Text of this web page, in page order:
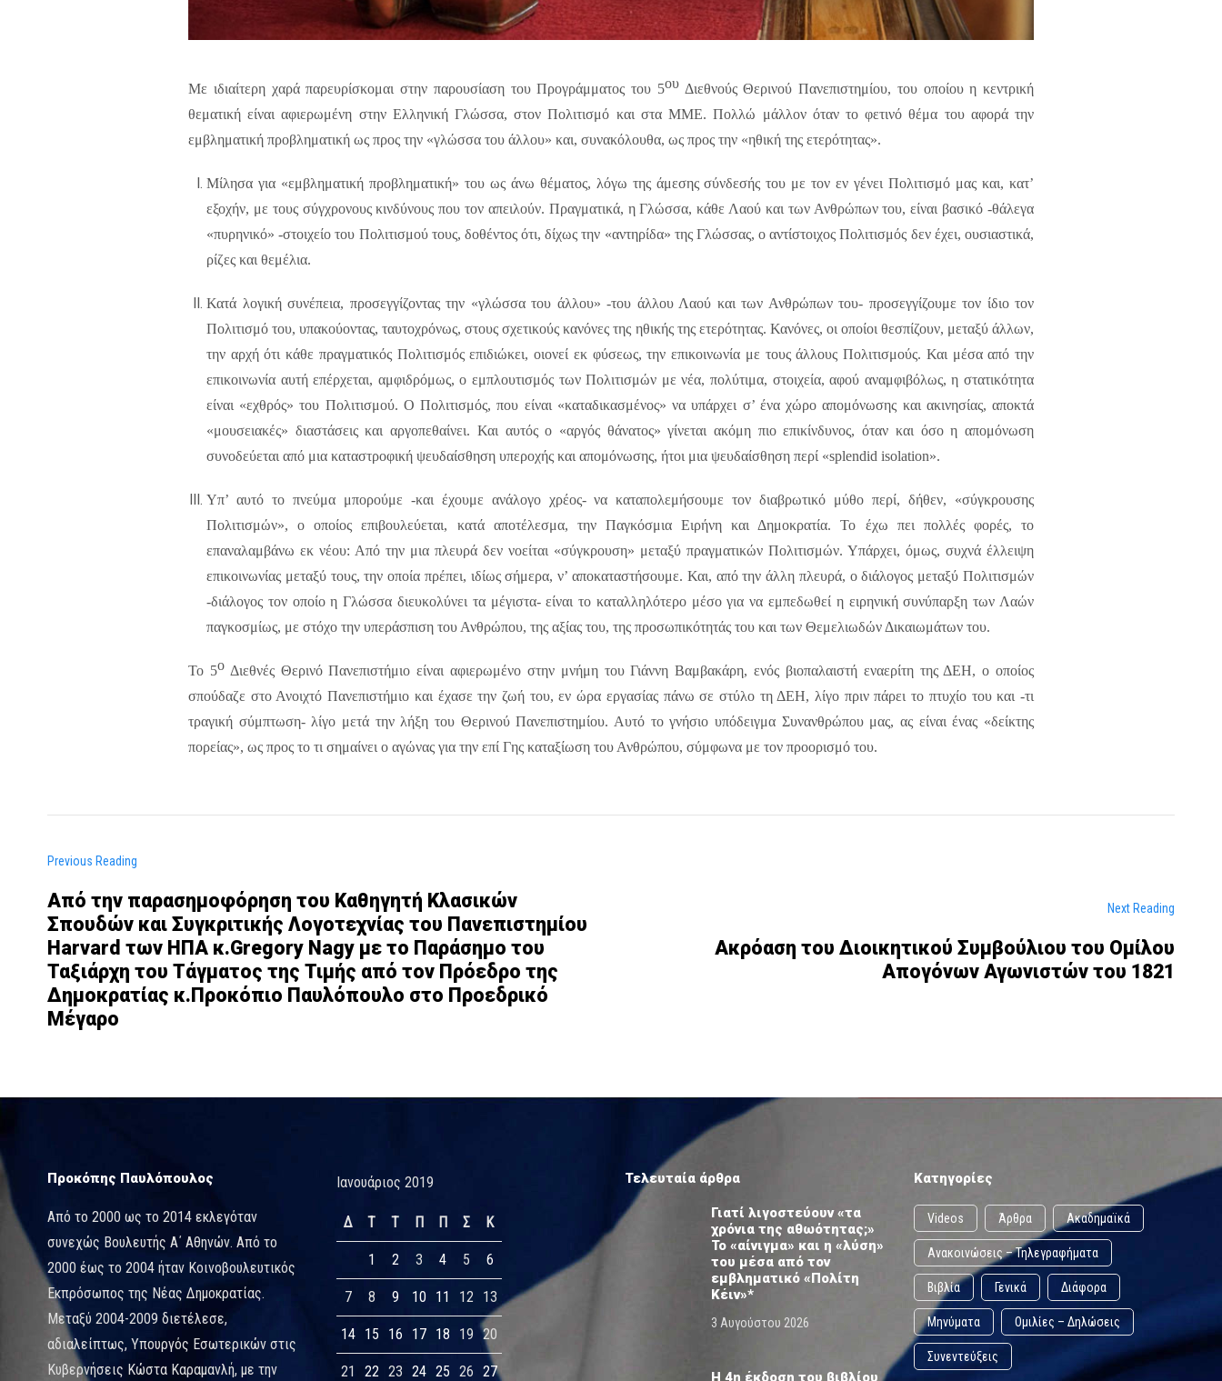
Με ιδιαίτερη χαρά παρευρίσκομαι στην παρουσίαση του Προγράμματος του 5ουΔιεθνούς Θερινού Πανεπιστημίου, του οποίου η κεντρική
θεματική είναι αφιερωμένη στην Ελληνική Γλώσσα, στον Πολιτισμό και στα ΜΜΕ. Πολλώ μάλλον όταν το φετινό θέμα του αφορά την
εμβληματική προβληματική ως προς την «γλώσσα του άλλου» και, συνακόλουθα, ως προς την «ηθική της ετερότητας».
Μίλησα για «εμβληματική προβληματική» του ως άνω θέματος, λόγω της άμεσης σύνδεσής του με τον εν γένει Πολιτισμό μας και, κατ’
εξοχήν, με τους σύγχρονους κινδύνους που τον απειλούν. Πραγματικά, η Γλώσσα, κάθε Λαού και των Ανθρώπων του, είναι βασικό -θάλεγα
«πυρηνικό» -στοιχείο του Πολιτισμού τους, δοθέντος ότι, δίχως την «αντηρίδα» της Γλώσσας, ο αντίστοιχος Πολιτισμός δεν έχει, ουσιαστικά,
ρίζες και θεμέλια.
Κατά λογική συνέπεια, προσεγγίζοντας την «γλώσσα του άλλου» -του άλλου Λαού και των Ανθρώπων του- προσεγγίζουμε τον ίδιο τον
Πολιτισμό του, υπακούοντας, ταυτοχρόνως, στους σχετικούς κανόνες της ηθικής της ετερότητας. Κανόνες, οι οποίοι θεσπίζουν, μεταξύ άλλων,
την αρχή ότι κάθε πραγματικός Πολιτισμός επιδιώκει, οιονεί εκ φύσεως, την επικοινωνία με τους άλλους Πολιτισμούς. Και μέσα από την
επικοινωνία αυτή επέρχεται, αμφιδρόμως, ο εμπλουτισμός των Πολιτισμών με νέα, πολύτιμα, στοιχεία, αφού αναμφιβόλως, η στατικότητα
είναι «εχθρός» του Πολιτισμού. Ο Πολιτισμός, που είναι «καταδικασμένος» να υπάρχει σ’ ένα χώρο απομόνωσης και ακινησίας, αποκτά
«μουσειακές» διαστάσεις και αργοπεθαίνει. Και αυτός ο «αργός θάνατος» γίνεται ακόμη πιο επικίνδυνος, όταν και όσο η απομόνωση
συνοδεύεται από μια καταστροφική ψευδαίσθηση υπεροχής και απομόνωσης, ήτοι μια ψευδαίσθηση περί «splendid isolation».
Υπ’ αυτό το πνεύμα μπορούμε -και έχουμε ανάλογο χρέος- να καταπολεμήσουμε τον διαβρωτικό μύθο περί, δήθεν, «σύγκρουσης
Πολιτισμών», ο οποίος επιβουλεύεται, κατά αποτέλεσμα, την Παγκόσμια Ειρήνη και Δημοκρατία. Το έχω πει πολλές φορές, το
επαναλαμβάνω εκ νέου: Από την μια πλευρά δεν νοείται «σύγκρουση» μεταξύ πραγματικών Πολιτισμών. Υπάρχει, όμως, συχνά έλλειψη
επικοινωνίας μεταξύ τους, την οποία πρέπει, ιδίως σήμερα, ν’ αποκαταστήσουμε. Και, από την άλλη πλευρά, ο διάλογος μεταξύ Πολιτισμών
-διάλογος τον οποίο η Γλώσσα διευκολύνει τα μέγιστα- είναι το καταλληλότερο μέσο για να εμπεδωθεί η ειρηνική συνύπαρξη των Λαών
παγκοσμίως, με στόχο την υπεράσπιση του Ανθρώπου, της αξίας του, της προσωπικότητάς του και των Θεμελιωδών Δικαιωμάτων του.
Το 5οΔιεθνές Θερινό Πανεπιστήμιο είναι αφιερωμένο στην μνήμη του Γιάννη Βαμβακάρη, ενός βιοπαλαιστή εναερίτη της ΔΕΗ, ο οποίος
σπούδαζε στο Ανοιχτό Πανεπιστήμιο και έχασε την ζωή του, εν ώρα εργασίας πάνω σε στύλο τη ΔΕΗ, λίγο πριν πάρει το πτυχίο του και -τι
τραγική σύμπτωση- λίγο μετά την λήξη του Θερινού Πανεπιστημίου. Αυτό το γνήσιο υπόδειγμα Συνανθρώπου μας, ας είναι ένας «δείκτης
πορείας», ως προς το τι σημαίνει ο αγώνας για την επί Γης καταξίωση του Ανθρώπου, σύμφωνα με τον προορισμό του.
Previous Reading
Από την παρασημοφόρηση του Καθηγητή Κλασικών
Σπουδών και Συγκριτικής Λογοτεχνίας του Πανεπιστημίου
Harvard των ΗΠΑ κ.Gregory Nagy με το Παράσημο του
Ταξιάρχη του Τάγματος της Τιμής από τον Πρόεδρο της
Δημοκρατίας κ.Προκόπιο Παυλόπουλο στο Προεδρικό
Μέγαρο
Next Reading
Ακρόαση του Διοικητικού Συμβούλιου του Ομίλου
Απογόνων Αγωνιστών του 1821
Προκόπης Παυλόπουλος
Από το 2000 ως το 2014 εκλεγόταν
συνεχώς Βουλευτής Α΄ Αθηνών. Από το
2000 έως το 2004 ήταν Κοινοβουλευτικός
Εκπρόσωπος της Νέας Δημοκρατίας.
Μεταξύ 2004-2009 διετέλεσε,
αδιαλείπτως, Υπουργός Εσωτερικών στις
Κυβερνήσεις Κώστα Καραμανλή, με την
Ιανουάριος 2019
Δ Τ Τ Π Π Σ Κ
1 2 3 4 5 6
7 8 9 10 11 12 13
14 15 16 17 18 19 20
21 22 23 24 25 26 27
Τελευταία άρθρα
Γιατί λιγοστεύουν «τα
χρόνια της αθωότητας;»
Το «αίνιγμα» και η «λύση»
του μέσα από τον
εμβληματικό «Πολίτη
Κέιν»*
3 Αυγούστου 2026
Η 4η έκδοση του βιβλίου
Κατηγορίες
Videos Άρθρα Ακαδημαϊκά
Ανακοινώσεις – Τηλεγραφήματα
Βιβλία Γενικά Διάφορα
Μηνύματα Ομιλίες – Δηλώσεις
Συνεντεύξεις